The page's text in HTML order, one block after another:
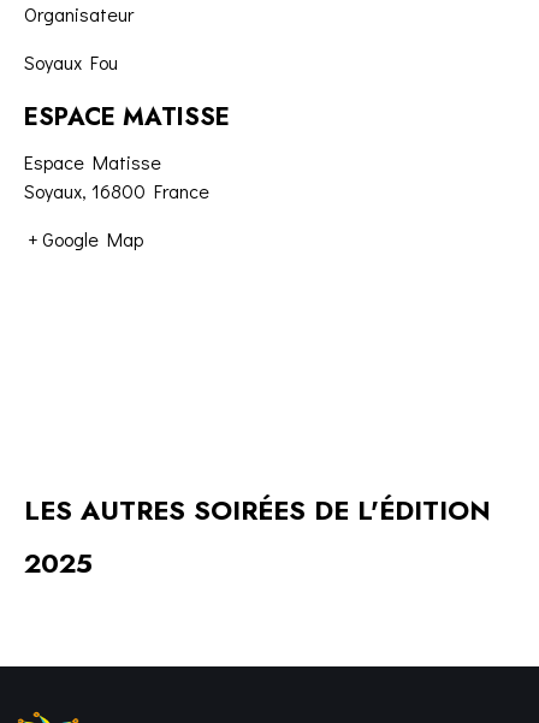
Organisateur
Soyaux Fou
ESPACE MATISSE
Espace Matisse
Soyaux, 16800 France
+ Google Map
LES AUTRES SOIRÉES DE L'ÉDITION
2025